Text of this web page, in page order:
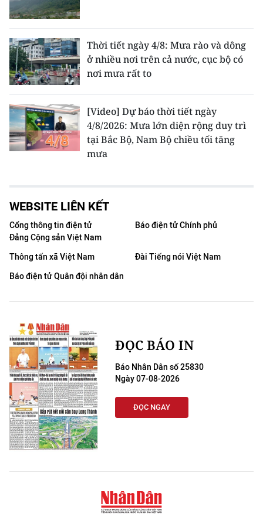
Thời tiết ngày 4/8: Mưa rào và dông
ở nhiều nơi trên cả nước, cục bộ có
nơi mưa rất to
[Video] Dự báo thời tiết ngày
4/8/2026: Mưa lớn diện rộng duy trì
tại Bắc Bộ, Nam Bộ chiều tối tăng
mưa
WEBSITE LIÊN KẾT
Cổng thông tin điện tử
Đảng Cộng sản Việt Nam
Báo điện tử Chính phủ
Thông tấn xã Việt Nam
Đài Tiếng nói Việt Nam
Báo điện tử Quân đội nhân dân
ĐỌC BÁO IN
Báo Nhân Dân số 25830
Ngày 07-08-2026
ĐỌC NGAY